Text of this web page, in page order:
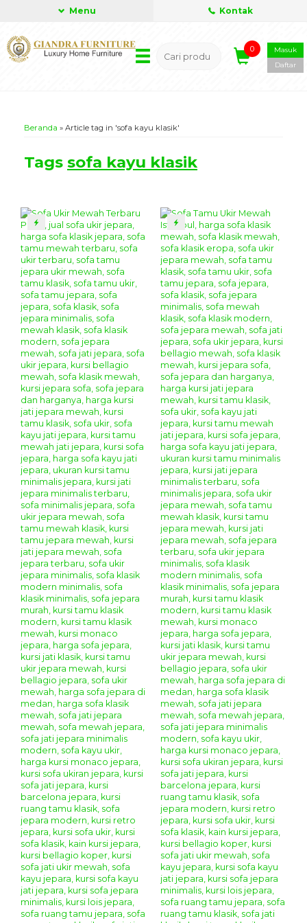
Menu Kontak
0
Masuk
Daftar
Beranda » Article tag in 'sofa kayu klasik'
Tags sofa kayu klasik